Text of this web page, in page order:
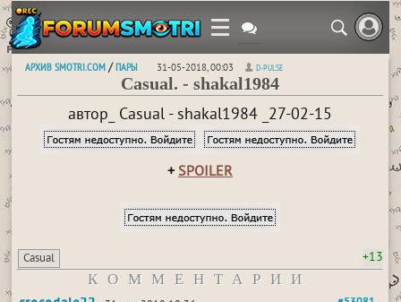
АРХИВ SMOTRI.COM /ПАРЫ 31-05-2018, 00:03 D-PULSE
Casual. - shakal1984
автор_ Casual - shakal1984 _27-02-15
+ SPOILER
Casual +13
КОММЕНТАРИИ